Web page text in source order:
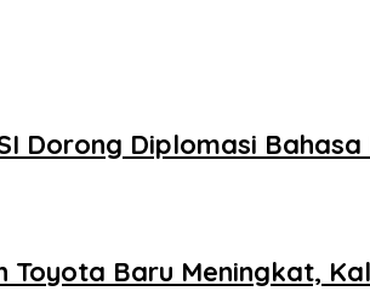
Dorong Diplomasi
Toyota Baru Meningkat,